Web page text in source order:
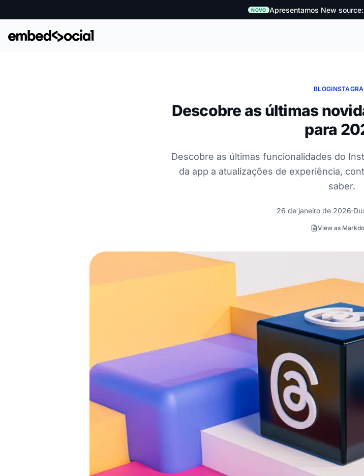
NOVO Apresentamos New
BLOG
Descobre as últimas
para
Descobre as últimas funcionalidades do
da app a atualizações de experiência,
saber.
26 de janeiro de 2026
View as